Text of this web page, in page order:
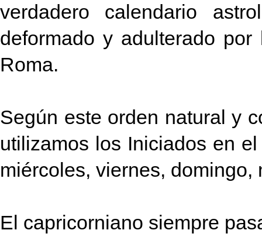
verdadero calendario
deformado y adulterado
Roma.
Según este orden natural y
utilizamos los Iniciados en
miércoles, viernes,
El capricorniano siempre